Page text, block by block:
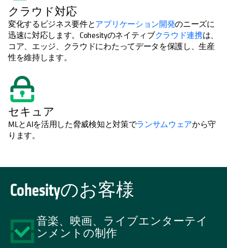
クラウド対応
変化するビジネス要件とアプリケーション開発のニーズに
迅速に対応します。Cohesityのネイティブクラウド連携は、
コア、エッジ、クラウドにわたってデータを保護し、生産
性を維持します。
セキュア
MLとAIを活用した脅威検知と対策でランサムウェアから守
ります。
Cohesityのお客様
音楽、映画、ライブエンターテイ
ンメントの制作